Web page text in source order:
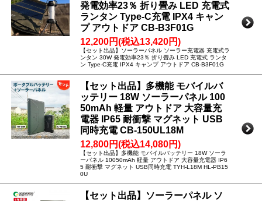
発電効率23％ 折り畳み LED 充電式
ランタン Type-C充電 IPX4 キャン
プ アウトドア CB-B3F01G
12,200円(税込13,420円)
【セット出品】ソーラーパネル ソーラー充電器 充電式ラ
ンタン 30W 発電効率23％ 折り畳み LED 充電式 ランタ
ン Type-C充電 IPX4 キャンプ アウトドア CB-B3F01G
【セット出品】多機能 モバイルバ
ッテリー 18W ソーラーパネル 100
50mAh 軽量 アウトドア 大容量充
電器 IP65 耐衝撃 マグネット USB
同時充電 CB-150UL18M
12,800円(税込14,080円)
【セット出品】多機能 モバイルバッテリー 18W ソーラ
ーパネル 10050mAh 軽量 アウトドア 大容量充電器 IP6
5 耐衝撃 マグネット USB同時充電 TYH-L18M HL-PB15
0U
【セット出品】ソーラーパネル ソ